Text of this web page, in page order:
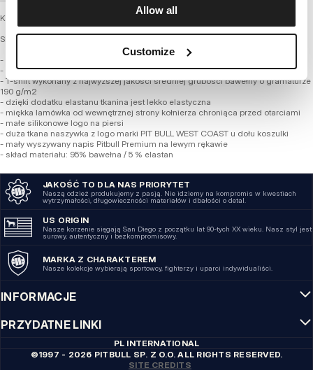
Allow all
Customize
Koszulka męska firmy PIT BULL WEST COAST – Small Logo
SERIA MIDDLE WEIGHT 190 SPANDEX
- dopasowany fason typu slim fit podkreślający sylwetkę
- klasyczny okrągły dekolt
- T-shirt wykonany z najwyższej jakości średniej grubości bawełny o gramaturze
190 g/m2
- dzięki dodatku elastanu tkanina jest lekko elastyczna
- miękka lamówka od wewnętrznej strony kołnierza chroniąca przed otarciami
- małe silikonowe logo na piersi
- duża tkana naszywka z logo marki PIT BULL WEST COAST u dołu koszulki
- mały wyszywany napis Pitbull Premium na lewym rękawie
- skład materiału: 95% bawełna / 5 % elastan
JAKOŚĆ TO DLA NAS PRIORYTET
Naszą odzież produkujemy z pasją. Nie idziemy na kompromis w kwestiach
wytrzymałości, długowieczności materiałów i dbałości o detal.
US ORIGIN
Nasze korzenie sięgają San Diego z początku lat 90-tych XX wieku. Nasz styl jest
surowy, autentyczny i bezkompromisowy.
MARKA Z CHARAKTEREM
Nasze kolekcje wybierają sportowcy, fighterzy i uparci indywidualiści.
INFORMACJE
PRZYDATNE LINKI
PL INTERNATIONAL
©1997 - 2026 PITBULL SP. Z O.O. ALL RIGHTS RESERVED.
SITE CREDITS